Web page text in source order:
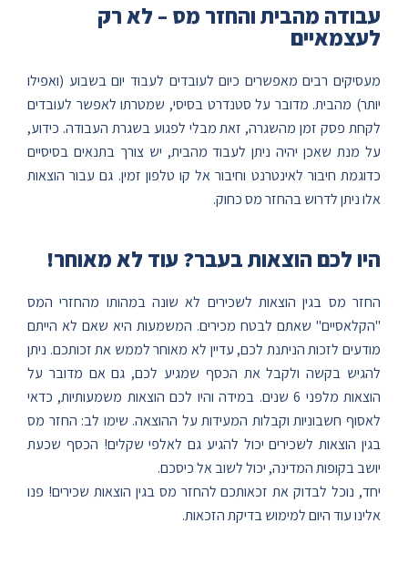
עבודה מהבית והחזר מס – לא רק
לעצמאיים
מעסיקים רבים מאפשרים כיום לעובדים לעבוד יום בשבוע (ואפילו
יותר) מהבית. מדובר על סטנדרט בסיסי, שמטרתו לאפשר לעובדים
לקחת פסק זמן מהשגרה, זאת מבלי לפגוע בשגרת העבודה. כידוע,
על מנת שאכן יהיה ניתן לעבוד מהבית, יש צורך בתנאים בסיסיים
כדוגמת חיבור לאינטרנט וחיבור אל קו טלפון זמין. גם עבור הוצאות
אלו ניתן לדרוש בהחזר מס כחוק.
היו לכם הוצאות בעבר? עוד לא מאוחר!
החזר מס בגין הוצאות לשכירים לא שונה במהותו מהחזרי המס
"הקלאסיים" שאתם לבטח מכירים. המשמעות היא שאם לא הייתם
מודעים לזכות הניתנת לכם, עדיין לא מאוחר לממש את זכותכם. ניתן
להגיש בקשה ולקבל את הכסף שמגיע לכם, גם אם מדובר על
הוצאות מלפני 6 שנים. במידה והיו לכם הוצאות משמעותיות, כדאי
לאסוף חשבוניות וקבלות המעידות על ההוצאה. שימו לב: החזר מס
בגין הוצאות לשכירים יכול להגיע גם לאלפי שקלים! הכסף שכעת
יושב בקופות המדינה, יכול לשוב אל כיסכם.
יחד, נוכל לבדוק את זכאותכם להחזר מס בגין הוצאות שכירים! פנו
אלינו עוד היום למימוש בדיקת הזכאות.